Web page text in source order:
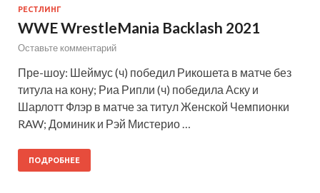
РЕСТЛИНГ
WWE WrestleMania Backlash 2021
Оставьте комментарий
Пре-шоу: Шеймус (ч) победил Рикошета в матче без
титула на кону; Риа Рипли (ч) победила Аску и
Шарлотт Флэр в матче за титул Женской Чемпионки
RAW; Доминик и Рэй Мистерио …
ПОДРОБНЕЕ